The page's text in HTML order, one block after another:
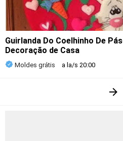
Guirlanda Do Coelhinho De
Decoração de Casa
Moldes grátis a la/s 20:00